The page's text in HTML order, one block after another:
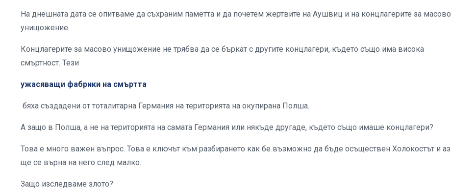
На днешната дата се опитваме да съхраним паметта и да почетем жертвите на Аушвиц и на концлагерите за масово
унищожение.
Концлагерите за масово унищожение не трябва да се бъркат с другите концлагери, където също има висока
смъртност. Тези
ужасяващи фабрики на смъртта
бяха създадени от тоталитарна Германия на територията на окупирана Полша.
А защо в Полша, а не на територията на самата Германия или някъде другаде, където също имаше концлагери?
Това е много важен въпрос. Това е ключът към разбирането как бе възможно да бъде осъществен Холокостът и аз
ще се върна на него след малко.
Защо изследваме злото?